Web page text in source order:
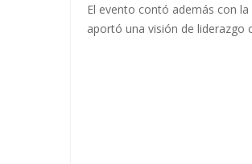
El evento contó además con
aportó una visión de liderazgo